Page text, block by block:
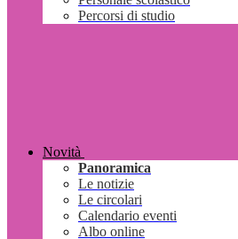
Percorsi di studio
Novità
Panoramica
Le notizie
Le circolari
Calendario eventi
Albo online